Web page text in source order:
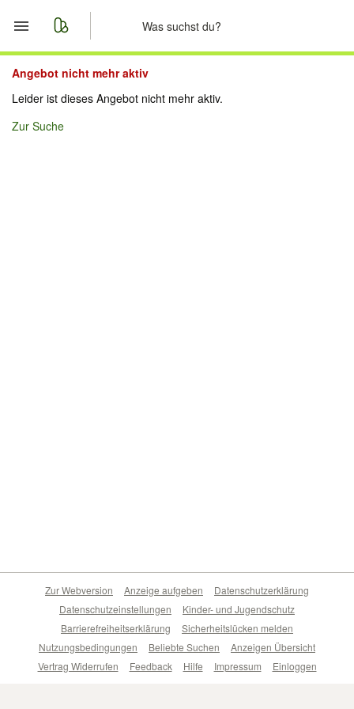
Start
Angebot nicht mehr aktiv
Leider ist dieses Angebot nicht mehr aktiv.
Zur Suche
Zur Webversion Anzeige aufgeben
Datenschutzerklärung
Datenschutzeinstellungen
Kinder- und Jugendschutz
Barrierefreiheitserklärung
Sicherheitslücken melden
Nutzungsbedingungen
Beliebte Suchen
Anzeigen Übersicht
Vertrag Widerrufen
Feedback Hilfe Impressum Einloggen